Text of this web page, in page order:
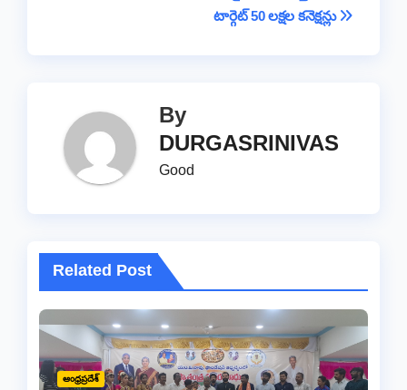
టార్గెట్ 50 లక్షల కనెక్షన్లు
By
DURGASRINIVAS
Good
Related Post
ఆంధ్రప్రదేశ్